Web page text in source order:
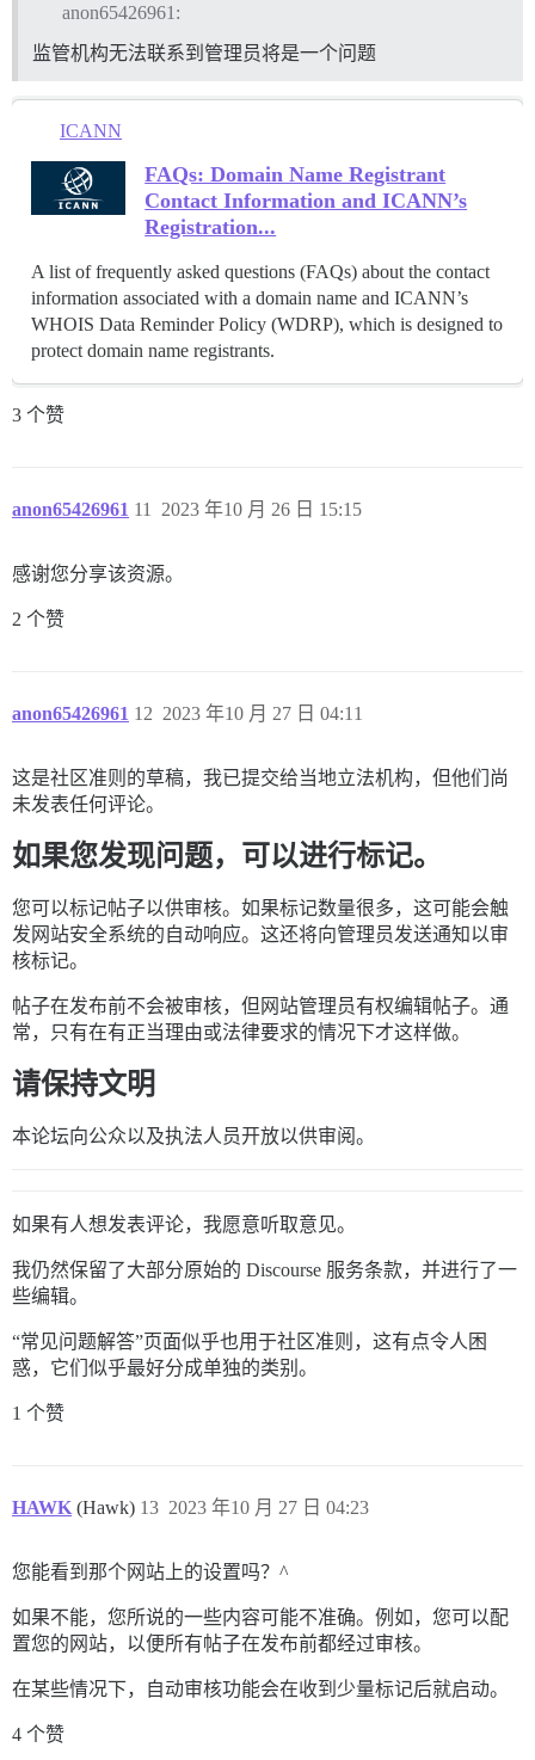
anon65426961:
监管机构无法联系到管理员将是一个问题
ICANN
FAQs: Domain Name Registrant
Contact Information and ICANN’s
Registration...
A list of frequently asked questions (FAQs) about the contact
information associated with a domain name and ICANN’s
WHOIS Data Reminder Policy (WDRP), which is designed to
protect domain name registrants.
3 个赞
anon65426961 2023 年10 月 26 日 15:15
11
感谢您分享该资源。
2 个赞
anon65426961 2023 年10 月 27 日 04:11
12
这是社区准则的草稿，我已提交给当地立法机构，但他们尚
未发表任何评论。
如果您发现问题，可以进行标记。
您可以标记帖子以供审核。如果标记数量很多，这可能会触
发网站安全系统的自动响应。这还将向管理员发送通知以审
核标记。
帖子在发布前不会被审核，但网站管理员有权编辑帖子。通
常，只有在有正当理由或法律要求的情况下才这样做。
请保持文明
本论坛向公众以及执法人员开放以供审阅。
如果有人想发表评论，我愿意听取意见。
我仍然保留了大部分原始的 Discourse 服务条款，并进行了一
些编辑。
“常见问题解答”页面似乎也用于社区准则，这有点令人困
惑，它们似乎最好分成单独的类别。
1 个赞
HAWK (Hawk) 2023 年10 月 27 日 04:23
13
您能看到那个网站上的设置吗？^
如果不能，您所说的一些内容可能不准确。例如，您可以配
置您的网站，以便所有帖子在发布前都经过审核。
在某些情况下，自动审核功能会在收到少量标记后就启动。
4 个赞